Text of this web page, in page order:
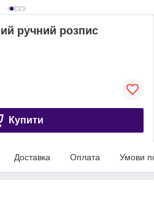
ручний розпис
Купити
Доставка Оплата Умови